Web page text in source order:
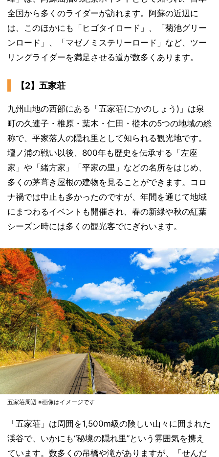
全国から多くのライダーが訪れます。阿蘇の近辺に
は、このほかにも「ヒゴタイロード」、「菊池グリー
ンロード」、「マゼノミステリーロード」など、ツー
リングライダーを満足させる道が数多くあります。
【2】五家荘
九州山地の西部にある「五家荘(ごかのしょう)」は泉
町の久連子・椎原・葉木・仁田・樅木の5つの地域の総
称で、平家落人の隠れ里として知られる観光地です。
壇ノ浦の戦い以後、800年も歴史を伝承する「左座
家」や「緒方家」「平家の里」などの名所をはじめ、
多くの茅葺き屋根の建物を見ることができます。コロ
ナ禍では中止も多かったのですが、年間を通じて地域
にまつわるイベントも開催され、春の新緑や秋の紅葉
シーズン時には多くの観光客でにぎわいます。
五家荘周辺 ※画像はイメージです
「五家荘」は周囲を1,500m級の険しい山々に囲まれた
渓谷で、いかにも“秘境の隠れ里”という雰囲気を携え
ています。数多くの吊橋や滝がありますが、「せんだ